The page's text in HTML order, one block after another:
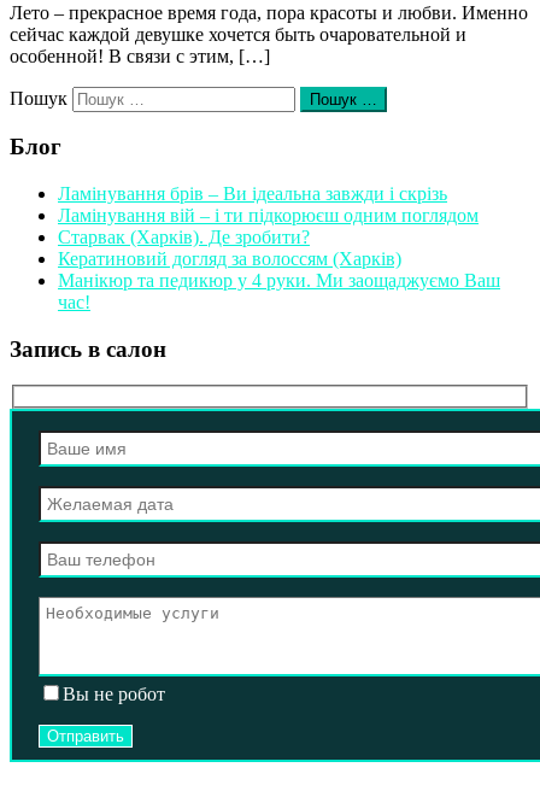
Лето – прекрасное время года, пора красоты и любви. Именно
сейчас каждой девушке хочется быть очаровательной и
особенной! В связи с этим, […]
Пошук Пошук …
Блог
Ламінування брів – Ви ідеальна завжди і скрізь
Ламінування вій – і ти підкорюєш одним поглядом
Старвак (Харків). Де зробити?
Кератиновий догляд за волоссям (Харків)
Манікюр та педикюр у 4 руки. Ми заощаджуємо Ваш
час!
Запись в салон
Вы не робот